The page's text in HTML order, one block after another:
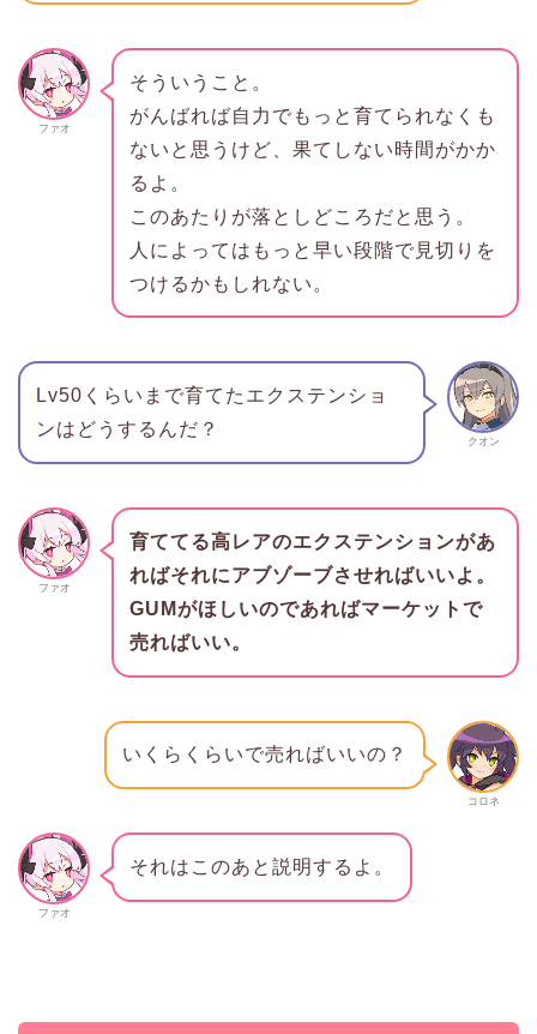
ファオ
そういうこと。
がんばれば自力でもっと育てられなくも
ないと思うけど、果てしない時間がかか
るよ。
このあたりが落としどころだと思う。
人によってはもっと早い段階で見切りを
つけるかもしれない。
クオン
Lv50くらいまで育てたエクステンショ
ンはどうするんだ？
ファオ
育ててる高レアのエクステンションがあ
ればそれにアブゾーブさせればいいよ。
GUMがほしいのであればマーケットで
売ればいい。
コロネ
いくらくらいで売ればいいの？
ファオ
それはこのあと説明するよ。